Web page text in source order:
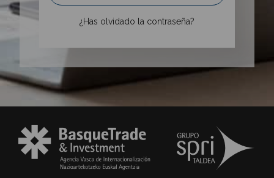
¿Has olvidado la contraseña?